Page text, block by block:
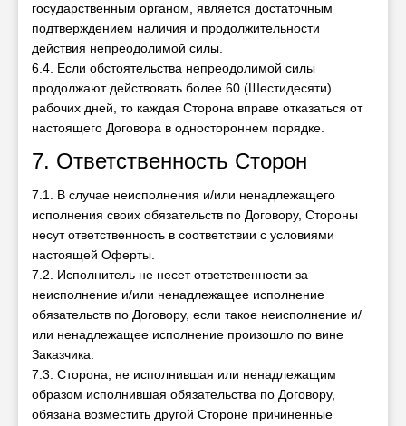
государственным органом, является достаточным
подтверждением наличия и продолжительности
действия непреодолимой силы.
6.4. Если обстоятельства непреодолимой силы
продолжают действовать более 60 (Шестидесяти)
рабочих дней, то каждая Сторона вправе отказаться от
настоящего Договора в одностороннем порядке.
7. Ответственность Cторон
7.1. В случае неисполнения и/или ненадлежащего
исполнения своих обязательств по Договору, Стороны
несут ответственность в соответствии с условиями
настоящей Оферты.
7.2. Исполнитель не несет ответственности за
неисполнение и/или ненадлежащее исполнение
обязательств по Договору, если такое неисполнение и/
или ненадлежащее исполнение произошло по вине
Заказчика.
7.3. Сторона, не исполнившая или ненадлежащим
образом исполнившая обязательства по Договору,
обязана возместить другой Стороне причиненные